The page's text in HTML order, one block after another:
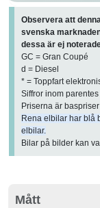
Observera att
svenska
dessa är ej
GC = Gran Coupé
d = Diesel
* = Toppfart
Siffror inom
Priserna är
Rena elbilar har blå
elbilar.
Bilar på bilder kan
Mått